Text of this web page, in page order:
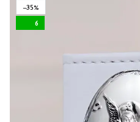
−35%
6